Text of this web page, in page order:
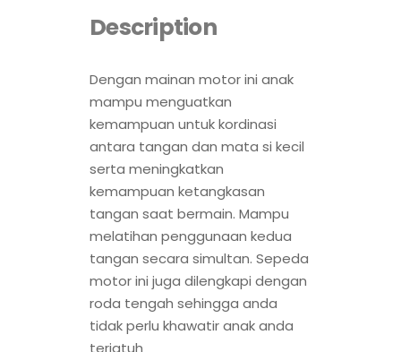
Description
Dengan mainan motor ini anak
mampu menguatkan
kemampuan untuk kordinasi
antara tangan dan mata si kecil
serta meningkatkan
kemampuan ketangkasan
tangan saat bermain. Mampu
melatihan penggunaan kedua
tangan secara simultan. Sepeda
motor ini juga dilengkapi dengan
roda tengah sehingga anda
tidak perlu khawatir anak anda